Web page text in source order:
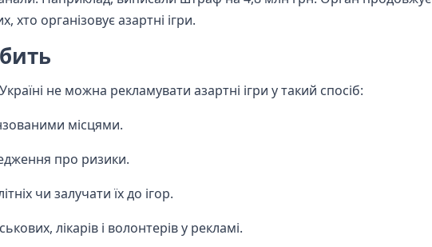
хто організовує азартні ігри.
не можна рекламувати азартні ігри у такий спосіб:
місцями.
про ризики.
чи залучати їх до ігор.
лікарів і волонтерів у рекламі.